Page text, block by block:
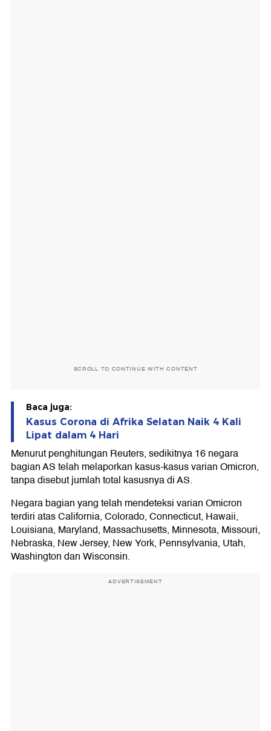
SCROLL TO CONTINUE WITH CONTENT
Baca juga:
Kasus Corona di Afrika Selatan Naik 4 Kali
Lipat dalam 4 Hari
Menurut penghitungan Reuters, sedikitnya 16 negara
bagian AS telah melaporkan kasus-kasus varian Omicron,
tanpa disebut jumlah total kasusnya di AS.
Negara bagian yang telah mendeteksi varian Omicron
terdiri atas California, Colorado, Connecticut, Hawaii,
Louisiana, Maryland, Massachusetts, Minnesota, Missouri,
Nebraska, New Jersey, New York, Pennsylvania, Utah,
Washington dan Wisconsin.
ADVERTISEMENT